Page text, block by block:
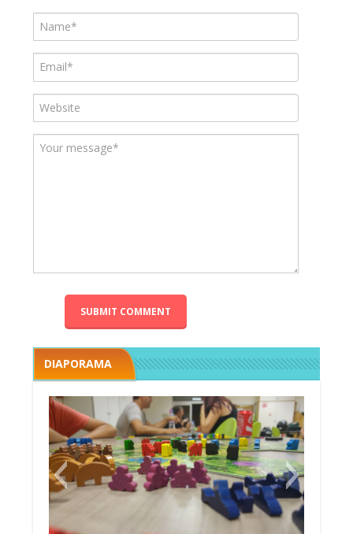
DIAPORAMA